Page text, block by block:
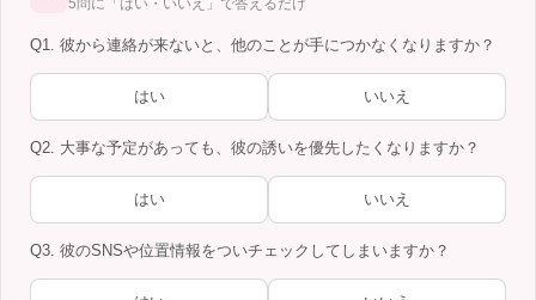
Q1. 彼から連絡が来ないと、他のことが手につかなくなりますか？
はい いいえ
Q2. 大事な予定があっても、彼の誘いを優先したくなりますか？
はい いいえ
Q3. 彼のSNSや位置情報をついチェックしてしまいますか？